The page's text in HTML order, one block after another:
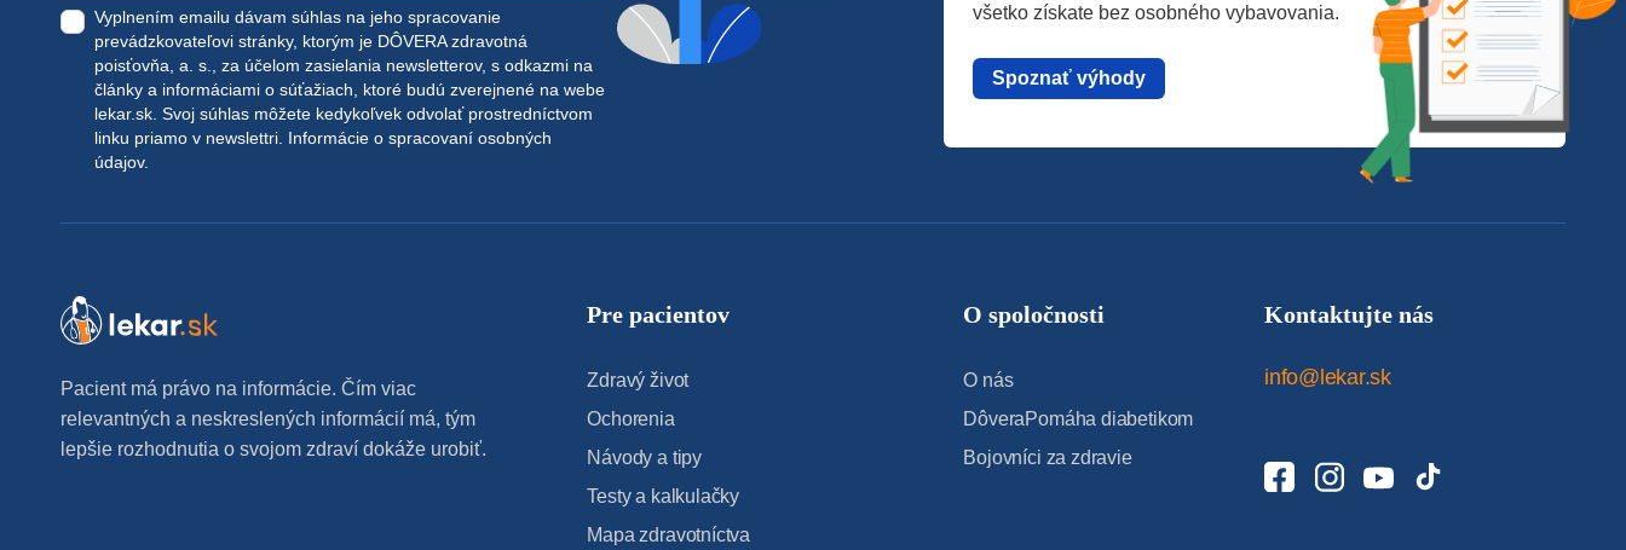
Vyplnením emailu dávam súhlas na jeho spracovanie
prevádzkovateľovi stránky, ktorým je DÔVERA zdravotná
poisťovňa, a. s., za účelom zasielania newsletterov, s odkazmi na
články a informáciami o súťažiach, ktoré budú zverejnené na webe
lekar.sk . Svoj súhlas môžete kedykoľvek odvolať prostredníctvom
linku priamo v newslettri. Informácie o spracovaní osobných
údajov.
všetko získate bez osobného vybavovania.
Spoznať výhody
Pacient má právo na informácie. Čím viac
relevantných a neskreslených informácií má, tým
lepšie rozhodnutia o svojom zdraví dokáže urobiť.
Pre pacientov
Zdravý život
Ochorenia
Návody a tipy
Testy a kalkulačky
Mapa zdravotníctva
O spoločnosti
O nás
DôveraPomáha diabetikom
Bojovníci za zdravie
Kontaktujte nás
info@lekar.sk